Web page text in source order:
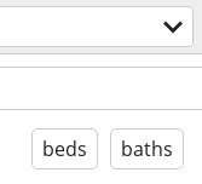
beds baths